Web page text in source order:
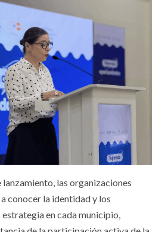
las organizaciones
conocer la identidad y los
en cada municipio,